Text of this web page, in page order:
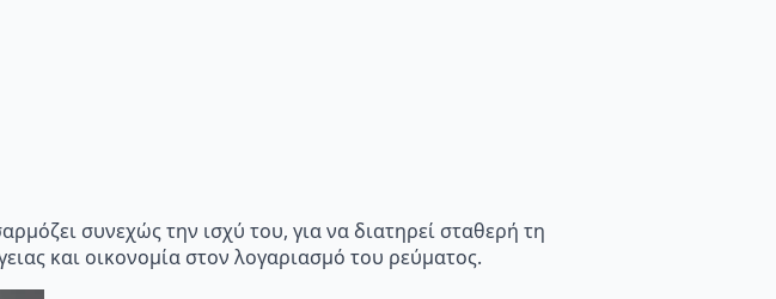
συνεχώς την ισχύ του, για να διατηρεί σταθερή τη
και οικονομία στον λογαριασμό του ρεύματος.